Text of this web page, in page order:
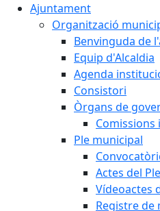
Ajuntament
Organització
Benvinguda de
Equip d'Alcaldia
Agenda
Consistori
Òrgans de
Ple municipal
Actes del
Vídeoactes
Registre de